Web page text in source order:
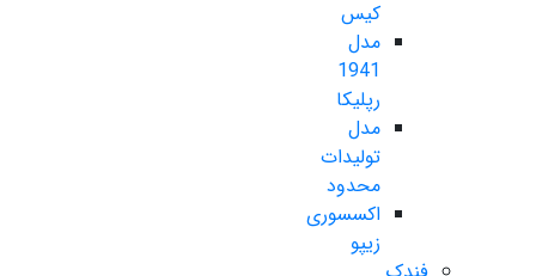
کیس
مدل
1941
رپلیکا
مدل
تولیدات
محدود
اکسسوری
زیپو